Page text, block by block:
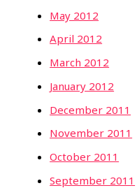
May 2012
April 2012
March 2012
January 2012
December 2011
November 2011
October 2011
September 2011